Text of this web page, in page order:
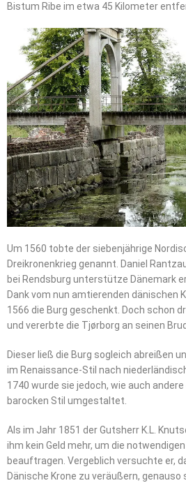
Bistum Ribe im etwa 45 Kilometer
Um 1560 tobte der siebenjährige
Dreikronenkrieg genannt. Daniel
bei Rendsburg unterstütze Dänemark
Dank vom nun amtierenden dänischen
1566 die Burg geschenkt. Doch schon
und vererbte die Tjørborg an seinen
Dieser ließ die Burg sogleich abreißen
im Renaissance-Stil nach
1740 wurde sie jedoch, wie auch
barocken Stil umgestaltet.
Als im Jahr 1851 der Gutsherr K.L.
ihm kein Geld mehr, um die
beauftragen. Vergeblich versuchte er,
Dänische Krone zu veräußern,